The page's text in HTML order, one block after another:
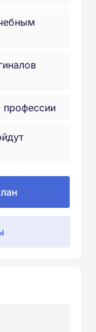
профессии